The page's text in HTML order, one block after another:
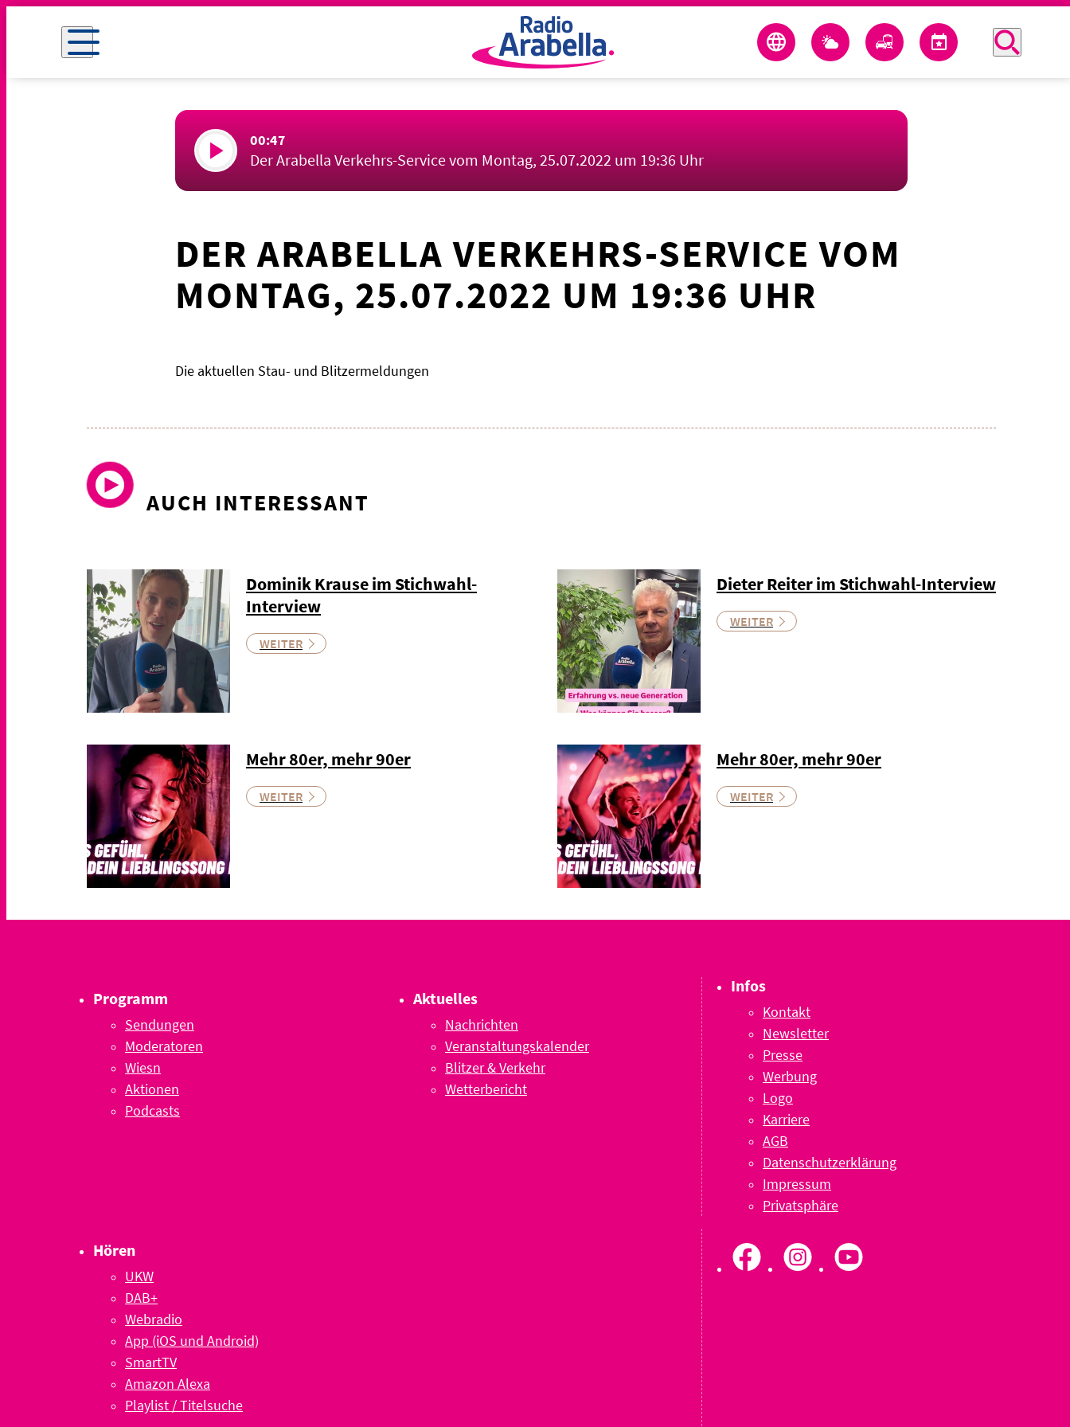
00:47
Der Arabella Verkehrs-Service vom Montag, 25.07.2022 um 19:36 Uhr
DER ARABELLA VERKEHRS-SERVICE VOM
MONTAG, 25.07.2022 UM 19:36 UHR
Die aktuellen Stau- und Blitzermeldungen
AUCH INTERESSANT
Dominik Krause im Stichwahl-
Interview
WEITER
Dieter Reiter im Stichwahl-Interview
WEITER
Mehr 80er, mehr 90er
WEITER
Mehr 80er, mehr 90er
WEITER
Programm
Sendungen
Moderatoren
Wiesn
Aktionen
Podcasts
Aktuelles
Nachrichten
Veranstaltungskalender
Blitzer & Verkehr
Wetterbericht
Hören
UKW
DAB+
Webradio
App (iOS und Android)
SmartTV
Amazon Alexa
Playlist / Titelsuche
Infos
Kontakt
Newsletter
Presse
Werbung
Logo
Karriere
AGB
Datenschutzerklärung
Impressum
Privatsphäre